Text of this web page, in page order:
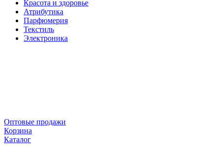
Красота и здоровье
Атрибутика
Парфюмерия
Текстиль
Электроника
Оптовые продажи
Корзина
Каталог